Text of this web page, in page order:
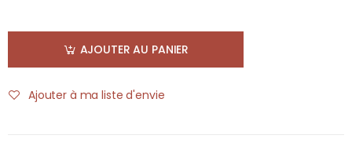
AJOUTER AU PANIER
Ajouter à ma liste d'envie